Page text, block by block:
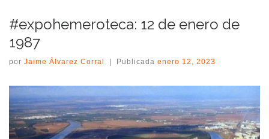
#expohemeroteca: 12 de enero de
1987
por Jaime Álvarez Corral Publicada enero 12, 2023